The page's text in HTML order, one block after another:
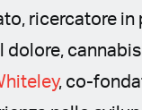
ricercatore
, co-